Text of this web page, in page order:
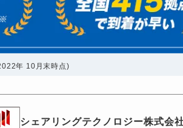
年 10月末時点)
シェアリングテクノロジー株式会